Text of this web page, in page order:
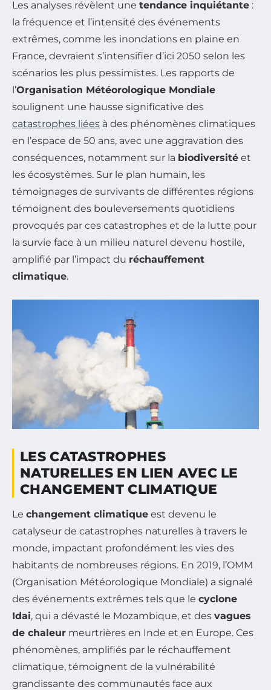
Les analyses révèlent une tendance inquiétante :
la fréquence et l’intensité des événements
extrêmes, comme les inondations en plaine en
France, devraient s’intensifier d’ici 2050 selon les
scénarios les plus pessimistes. Les rapports de
l’Organisation Météorologique Mondiale
soulignent une hausse significative des
catastrophes liées à des phénomènes climatiques
en l’espace de 50 ans, avec une aggravation des
conséquences, notamment sur la biodiversité et
les écosystèmes. Sur le plan humain, les
témoignages de survivants de différentes régions
témoignent des bouleversements quotidiens
provoqués par ces catastrophes et de la lutte pour
la survie face à un milieu naturel devenu hostile,
amplifié par l’impact du réchauffement
climatique.
LES CATASTROPHES
NATURELLES EN LIEN AVEC LE
CHANGEMENT CLIMATIQUE
Le changement climatique est devenu le
catalyseur de catastrophes naturelles à travers le
monde, impactant profondément les vies des
habitants de nombreuses régions. En 2019, l’OMM
(Organisation Météorologique Mondiale) a signalé
des événements extrêmes tels que le cyclone
Idai, qui a dévasté le Mozambique, et des vagues
de chaleur meurtrières en Inde et en Europe. Ces
phénomènes, amplifiés par le réchauffement
climatique, témoignent de la vulnérabilité
grandissante des communautés face aux